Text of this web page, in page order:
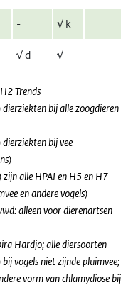
- √ k
√d √
Trends
bij alle zoogdieren
bij vee
alle HPAI en H5 en H7
en andere vogels)
alleen voor dierenartsen
Hardjo; alle diersoorten
niet zijnde pluimvee;
vorm van chlamydiose bij